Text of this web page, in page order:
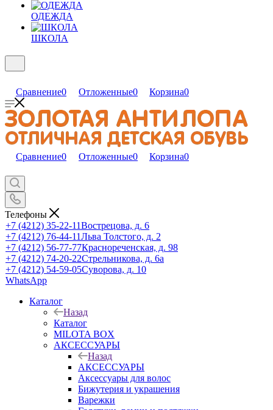
ОДЕЖДА
ШКОЛА
Сравнение0 Отложенные0 Корзина0
Сравнение0 Отложенные0 Корзина0
Телефоны
+7 (4212) 35-22-11Вострецова, д. 6
+7 (4212) 76-44-11Льва Толстого, д. 2
+7 (4212) 56-77-77Краснореченская, д. 98
+7 (4212) 74-20-22Стрельникова, д. 6а
+7 (4212) 54-59-05Суворова, д. 10
WhatsApp
Каталог
Назад
Каталог
MILOTA BOX
АКСЕССУАРЫ
Назад
АКСЕССУАРЫ
Аксессуары для волос
Бижутерия и украшения
Варежки